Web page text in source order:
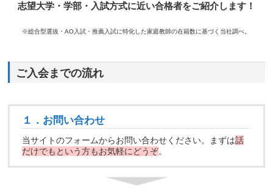
志望大学・学部・入試方式に近い合格者をご紹介します！
※総合型選抜・AO入試・推薦入試に特化した家庭教師の在籍数に基づく当社調べ。
ご入会までの流れ
１．お問い合わせ
当サイトのフォームからお問い合わせください。まずは話
だけでもという方もお気軽にどうぞ。